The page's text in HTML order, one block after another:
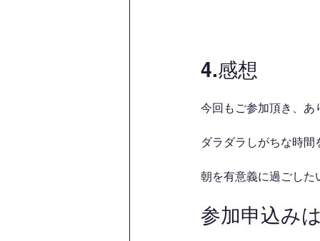
4.感想
今回もご参加頂き、あ
ダラダラしがちな時
朝を有意義に過ごした
参加申込み